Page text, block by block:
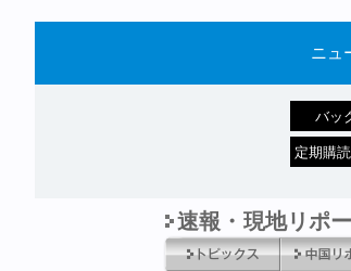
ニュ
バッ
定期購
速報・現地リポ